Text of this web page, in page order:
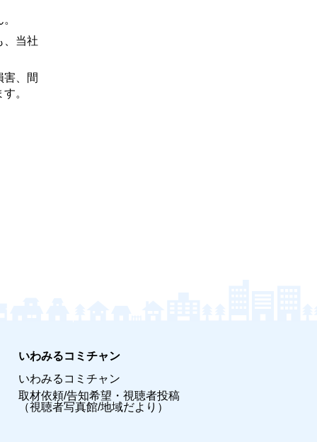
、当社
害、間
。
いわみるコミチャン
いわみるコミチャン
取材依頼/告知希望・視聴者投稿
（視聴者写真館/地域だより）